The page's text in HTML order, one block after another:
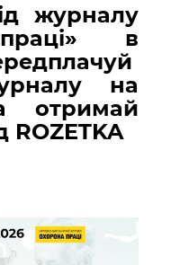
журналу
в
на
отримай
ROZETKA